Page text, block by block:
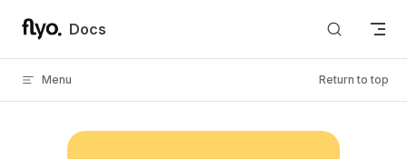
Skip to content
Docs
Menu Return to top